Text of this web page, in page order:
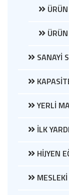
ÜRÜN
ÜRÜN
SANAYİ
YERLİ
İLK
HİJYEN